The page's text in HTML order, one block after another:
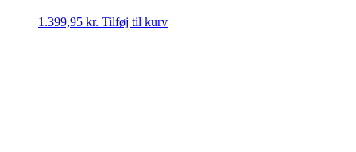
1.399,95 kr. Tilføj til kurv